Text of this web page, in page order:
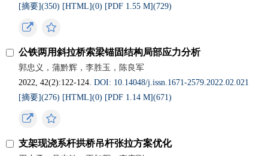
[摘要](350) [HTML](0) [PDF 1.55 M](729)
公铁两用斜拉桥索梁锚固结构局部应力分析
郭忠义，蒲黔辉，李胜玉，陈良军
2022, 42(2):122-124.DOI: 10.14048/j.issn.1671-2579.2022.02.021
[摘要](276) [HTML](0) [PDF 1.14 M](671)
支架现浇系杆拱桥吊杆张拉方案优化